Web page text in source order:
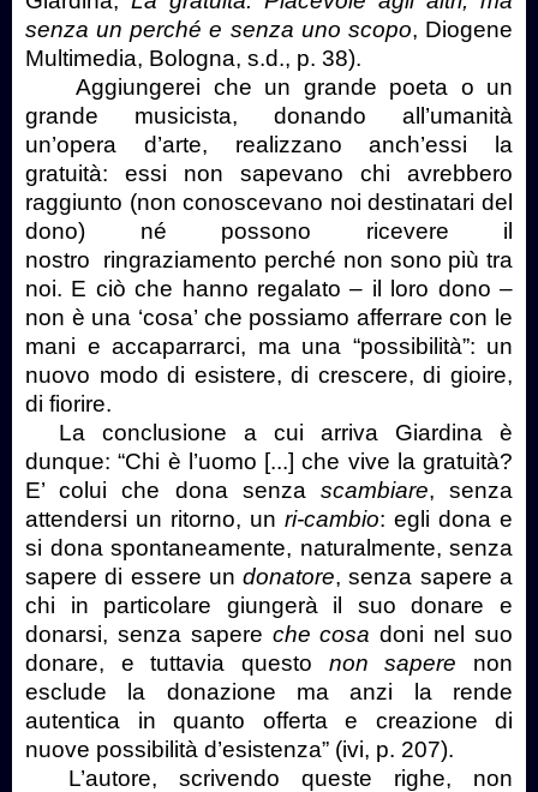
senza un perché e senza uno scopo, Diogene
Multimedia, Bologna, s.d., p. 38).
Aggiungerei che un grande poeta o un
grande musicista, donando all’umanità
un’opera d’arte, realizzano anch’essi la
gratuità: essi non sapevano chi avrebbero
raggiunto (non conoscevano noi destinatari del
dono) né possono ricevere il
nostro ringraziamento perché non sono più tra
noi. E ciò che hanno regalato – il loro dono –
non è una ‘cosa’ che possiamo afferrare con le
mani e accaparrarci, ma una “possibilità”: un
nuovo modo di esistere, di crescere, di gioire,
di fiorire.
La conclusione a cui arriva Giardina è
dunque: “Chi è l’uomo [...]che vive la gratuità?
E’ colui che dona senza scambiare, senza
attendersi un ritorno, un ri-cambio: egli dona e
si dona spontaneamente, naturalmente, senza
sapere di essere undonatore, senza sapere a
chi in particolare giungerà il suo donare e
donarsi, senza sapere che cosa doni nel suo
donare, e tuttavia questo non sapere non
esclude la donazione ma anzi la rende
autentica in quanto offerta e creazione di
nuove possibilità d’esistenza” (ivi, p. 207).
L’autore, scrivendo queste righe, non